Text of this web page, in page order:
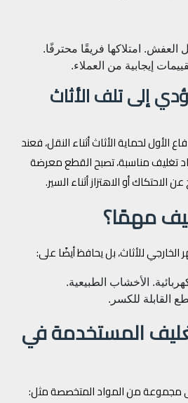
العفش. امتلاكها فريقًا محترفًا.
إيجابية من العملاء.
إلى تلف الأثاث
الأول لحماية الأثاث أثناء النقل، فعند
تغليف مناسبة، تصبح القطع معرضة
الاحتكاك أو الاهتزاز أثناء السير.
مهمًا؟
للأثاث، بل يحافظ أيضًا على:
الأخشاب الطبيعية.
القابلة للكسر.
المستخدمة في
مجموعة من المواد المتخصصة مثل: